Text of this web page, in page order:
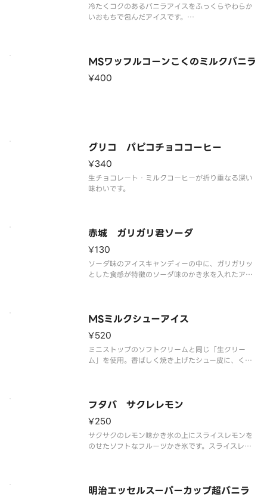
冷たくコクのあるバニラアイスをふっくらやわらか
いおもちで包んだアイスです。
MSワッフルコーンこくのミルクバニラ
¥400
グリコ パピコチョココーヒー
¥340
生チョコレート・ミルクコーヒーが折り重なる深い
味わいです。
赤城 ガリガリ君ソーダ
¥130
ソーダ味のアイスキャンディーの中に、ガリガリッ
とした食感が特徴のソーダ味のかき氷を入れたアイ
い。
MSミルクシューアイス
¥520
ミニストップのソフトクリームと同じ「生クリー
ム」を使用。香ばしく焼き上げたシュー皮に、くち
フタバ サクレレモン
¥250
サクサクのレモン味かき氷の上にスライスレモンを
のせたソフトなフルーツかき氷です。スライスレモ
※品質に配慮して配送いたしますが、商品性質上溶
明治エッセルスーパーカップ超バニラ